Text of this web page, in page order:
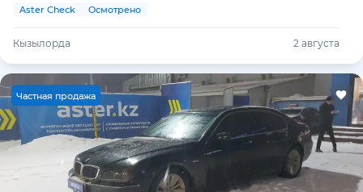
Aster Check Осмотрено
Кызылорда 2 августа
Частная продажа